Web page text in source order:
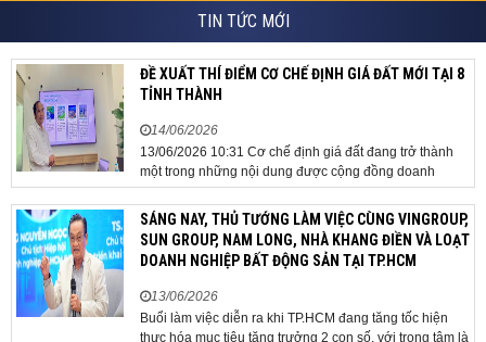
TIN TỨC MỚI
ĐỀ XUẤT THÍ ĐIỂM CƠ CHẾ ĐỊNH GIÁ ĐẤT MỚI TẠI 8
TỈNH THÀNH
14/06/2026
13/06/2026 10:31 Cơ chế định giá đất đang trở thành
một trong những nội dung được cộng đồng doanh
nghiệp, các chuyên gia và cơ quan quản lý đặc biệt
quan tâm khi tác động trực tiếp đến quá trình triển khai
dự án, thu hút đầu tư và sự phát triển ổn định của...
SÁNG NAY, THỦ TƯỚNG LÀM VIỆC CÙNG VINGROUP,
SUN GROUP, NAM LONG, NHÀ KHANG ĐIỀN VÀ LOẠT
DOANH NGHIỆP BẤT ĐỘNG SẢN TẠI TP.HCM
13/06/2026
Buổi làm việc diễn ra khi TP.HCM đang tăng tốc hiện
thực hóa mục tiêu tăng trưởng 2 con số, với trọng tâm là